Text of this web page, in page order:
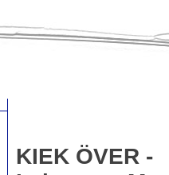
KIEK ÖVER -